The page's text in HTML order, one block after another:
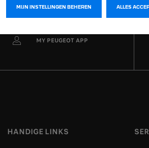
MY PEUGEOT APP
HANDIGE LINKS
MIJN INSTELLINGEN BEHEREN ALLES